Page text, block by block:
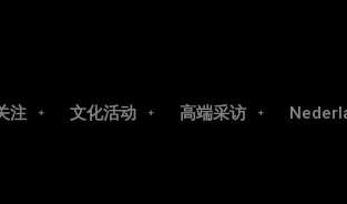
注 文化活动 高端采访